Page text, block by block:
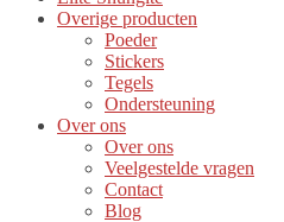
Overige producten
Poeder
Stickers
Tegels
Ondersteuning
Over ons
Over ons
Veelgestelde vragen
Contact
Blog